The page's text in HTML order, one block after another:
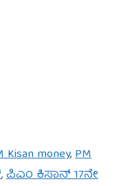
Kisan money,PM
,ಪಿಎಂ ಕಿಸಾನ್ 17ನೇ